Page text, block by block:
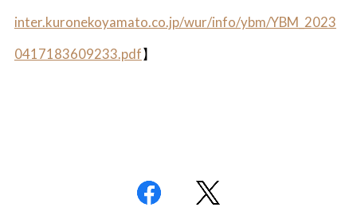
inter.kuronekoyamato.co.jp/wur/info/ybm/YBM_2023
0417183609233.pdf】